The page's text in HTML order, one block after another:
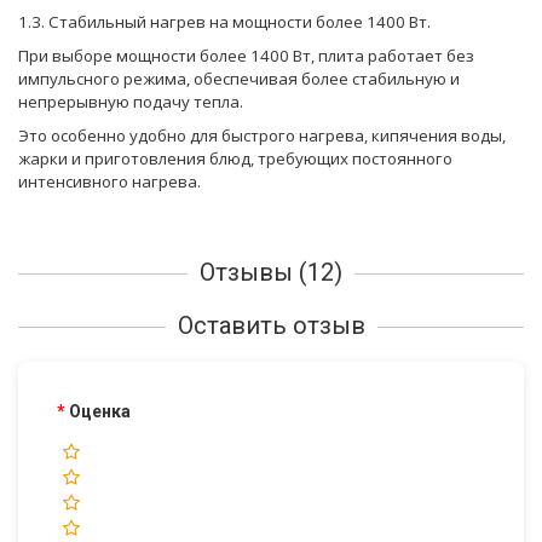
1.3. Стабильный нагрев на мощности более 1400 Вт.
При выборе мощности более 1400 Вт, плита работает без
импульсного режима, обеспечивая более стабильную и
непрерывную подачу тепла.
Это особенно удобно для быстрого нагрева, кипячения воды,
жарки и приготовления блюд, требующих постоянного
интенсивного нагрева.
Отзывы (12)
Оставить отзыв
Оценка